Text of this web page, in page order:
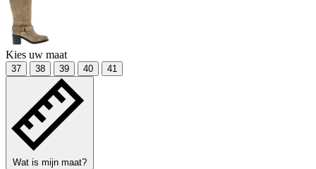
Kies uw maat
37 38 39 40 41
Wat is mijn maat?